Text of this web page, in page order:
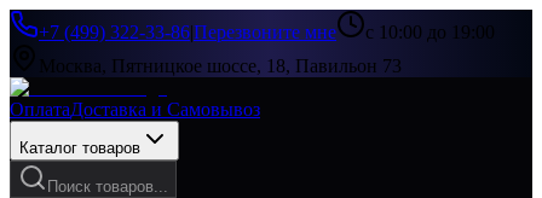
+7 (499) 322-33-86|Перезвоните мне
с 10:00 до 19:00
Москва, Пятницкое шоссе, 18, Павильон 73
ОплатаДоставка и Самовывоз
Каталог товаров
Поиск товаров...